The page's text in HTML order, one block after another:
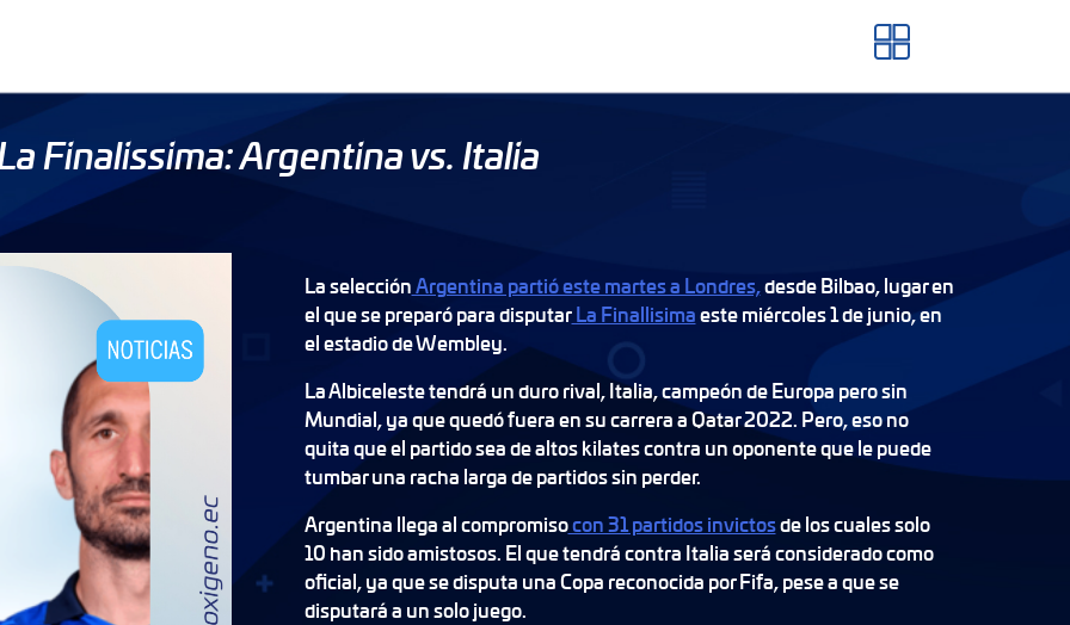
Finalissima: Argentina vs. Italia
La selecciónArgentina partió este martes a Londres,desde Bilbao, lugar en
el que se preparó para disputarLa Finallisimaeste miércoles 1 de junio, en
el estadio de Wembley.
La Albiceleste tendrá un duro rival, Italia, campeón de Europa pero sin
Mundial, ya que quedó fuera en su carrera a Qatar 2022. Pero, eso no
quita que el partido sea de altos kilates contra un oponente que le puede
tumbar una racha larga de partidos sin perder.
Argentina llega al compromisocon 31 partidos invictosde los cuales solo
10 han sido amistosos. El que tendrá contra Italia será considerado como
oficial, ya que se disputa una Copa reconocida por Fifa, pese a que se
disputará a un solo juego.